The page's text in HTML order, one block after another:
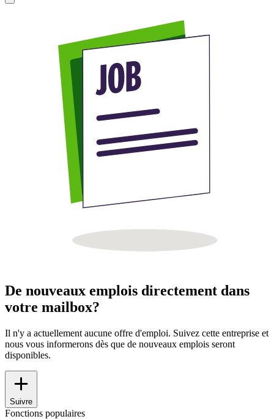
De nouveaux emplois directement dans
votre mailbox?
Il n'y a actuellement aucune offre d'emploi. Suivez cette entreprise et
nous vous informerons dès que de nouveaux emplois seront
disponibles.
Suivre
Fonctions populaires